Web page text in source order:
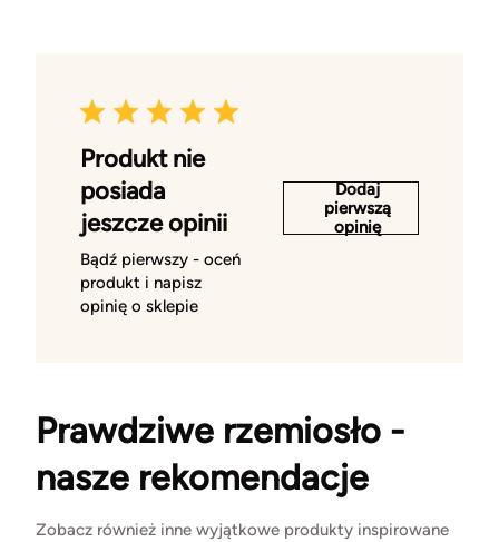
Produkt nie
posiada
jeszcze opinii
Bądź pierwszy - oceń
produkt i napisz
opinię o sklepie
Dodaj
pierwszą
opinię
Prawdziwe rzemiosło -
nasze rekomendacje
Zobacz również inne wyjątkowe produkty inspirowane